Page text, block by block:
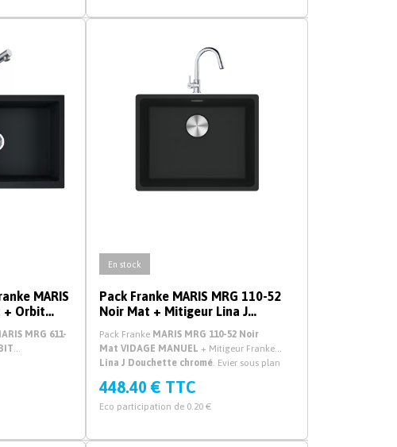
MARIS
+ Orbit
MRG 611-
En stock
Pack Franke MARIS MRG 110-52
Noir Mat + Mitigeur Lina J
Pack Franke MARIS MRG 110-52 Noir
Mat VIDAGE MANUEL + Mitigeur Franke
Lina J Douchette chromé. Evier sous plan
448.40 € TTC
Eco participation de 0.20 €